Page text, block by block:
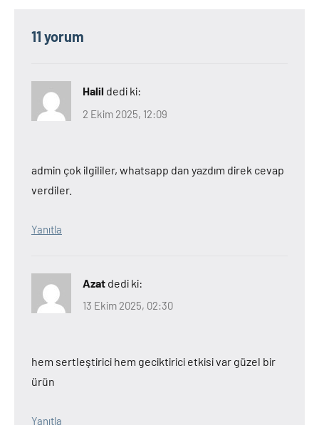
11 yorum
Halil dedi ki:
2 Ekim 2025, 12:09
admin çok ilgililer, whatsapp dan yazdım direk cevap
verdiler.
Yanıtla
Azat dedi ki:
13 Ekim 2025, 02:30
hem sertleştirici hem geciktirici etkisi var güzel bir
ürün
Yanıtla